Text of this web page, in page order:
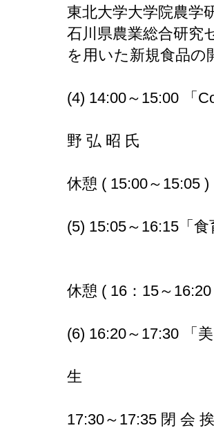
東北大学大学院農学
石川県農業総合研究
を用いた新規食品
(4) 14:00～15:00 「
野 弘 昭 氏
休憩 ( 15:00～15:05 )
(5) 15:05～16:15「
休憩 ( 16：15～
(6) 16:20～17:30 「
生
17:30～17:35 閉 会